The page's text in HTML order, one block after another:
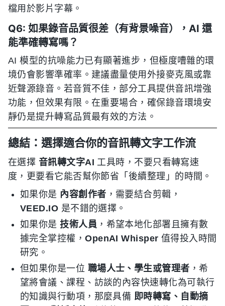
檔用於影片字幕。
Q6: 如果錄音品質很差（有背景噪音），AI 還
能準確轉寫嗎？
AI 模型的抗噪能力已有顯著進步，但極度嘈雜的環
境仍會影響準確率。建議盡量使用外接麥克風或靠
近聲源錄音。若音質不佳，部分工具提供音訊增強
功能，但效果有限。在重要場合，確保錄音環境安
靜仍是提升轉寫品質最有效的方法。
總結：選擇適合你的音訊轉文字工作流
在選擇 音訊轉文字AI 工具時，不要只看轉寫速
度，更要看它能否幫你節省「後續整理」的時間。
如果你是 內容創作者 ，需要結合剪輯，
VEED.IO 是不錯的選擇。
如果你是技術人員 ，希望本地化部署且擁有數
據完全掌控權，OpenAI Whisper 值得投入時間
研究。
但如果你是一位 職場人士、學生或管理者 ，希
望將會議、課程、訪談的內容快速轉化為可執行
的知識與行動項，那麼具備 即時轉寫、自動摘